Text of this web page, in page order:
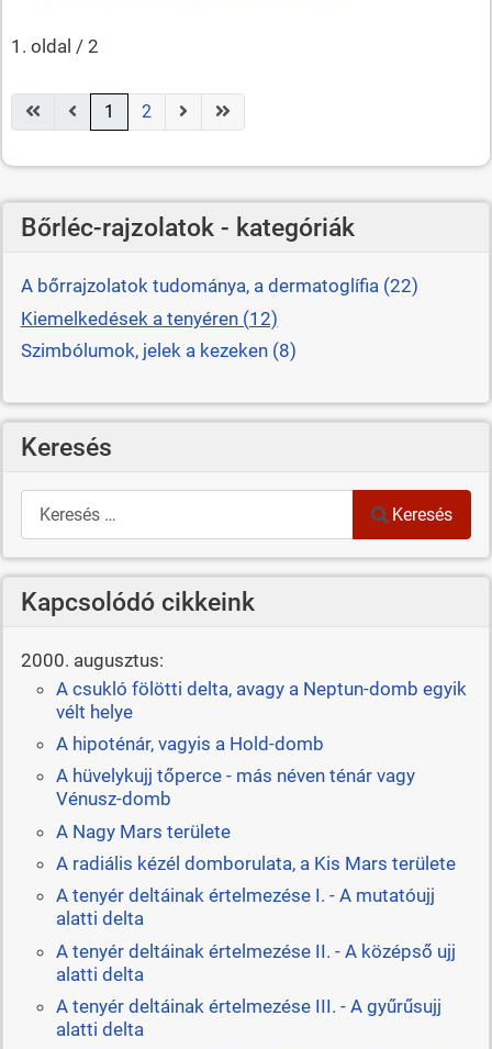
1. oldal / 2
1 2
Bőrléc-rajzolatok - kategóriák
A bőrrajzolatok tudománya, a dermatoglífia (22)
Kiemelkedések a tenyéren (12)
Szimbólumok, jelek a kezeken (8)
Keresés
Keresés
Keresés
Kapcsolódó cikkeink
2000. augusztus:
A csukló fölötti delta, avagy a Neptun-domb egyik
vélt helye
A hipoténár, vagyis a Hold-domb
A hüvelykujj tőperce - más néven ténár vagy
Vénusz-domb
A Nagy Mars területe
A radiális kézél domborulata, a Kis Mars területe
A tenyér deltáinak értelmezése I. - A mutatóujj
alatti delta
A tenyér deltáinak értelmezése II. - A középső ujj
alatti delta
A tenyér deltáinak értelmezése III. - A gyűrűsujj
alatti delta